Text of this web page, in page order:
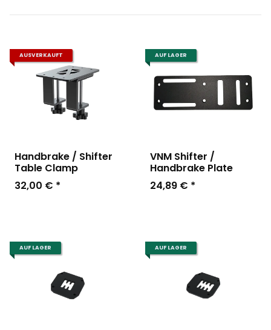
AUSVERKAUFT
Handbrake / Shifter
Table Clamp
32,00 € *
AUF LAGER
VNM Shifter /
Handbrake Plate
24,89 € *
AUF LAGER AUF LAGER